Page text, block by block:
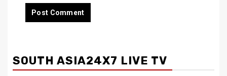
SOUTH ASIA24X7 LIVE TV